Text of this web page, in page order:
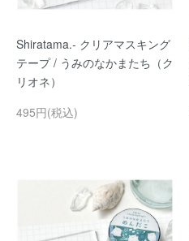
Shiratama.- クリアマスキング
テープ / うみのなかまたち（ク
リオネ）
495円(税込)